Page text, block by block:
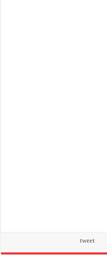
tweet